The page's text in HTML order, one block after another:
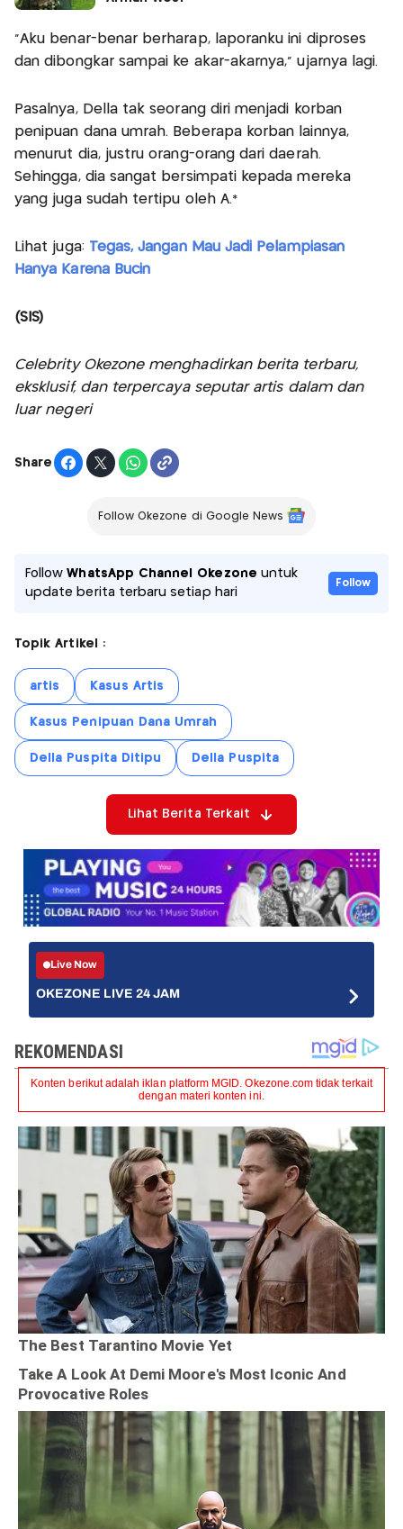
“Aku benar-benar berharap, laporanku ini diproses
dan dibongkar sampai ke akar-akarnya,” ujarnya lagi.
Pasalnya, Della tak seorang diri menjadi korban
penipuan dana umrah. Beberapa korban lainnya,
menurut dia, justru orang-orang dari daerah.
Sehingga, dia sangat bersimpati kepada mereka
yang juga sudah tertipu oleh A.*
Lihat juga: Tegas, Jangan Mau Jadi Pelampiasan
Hanya Karena Bucin
(SIS)
Celebrity Okezone menghadirkan berita terbaru,
eksklusif, dan terpercaya seputar artis dalam dan
luar negeri
Share
Follow Okezone di Google News
FollowWhatsApp Channel Okezone untuk
update berita terbaru setiap hari
Follow
Topik Artikel :
artis Kasus Artis
Kasus Penipuan Dana Umrah
Della Puspita Ditipu Della Puspita
Lihat Berita Terkait
Live Now
OKEZONE LIVE 24 JAM